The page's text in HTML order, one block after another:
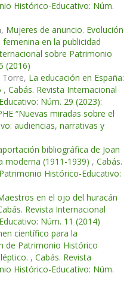
Histórico-Educativo: Núm.
Mujeres de anuncio. Evolución
en la publicidad
sobre Patrimonio
(2016)
Torre, La educación en España:
, Cabás. Revista Internacional
Núm. 29 (2023):
“Nuevas miradas sobre el
audiencias, narrativas y
bibliográfica de Joan
moderna (1911-1939) , Cabás.
Histórico-Educativo:
en el ojo del huracán
Revista Internacional
Núm. 11 (2014)
científico para la
de Patrimonio Histórico
, Cabás. Revista
Histórico-Educativo: Núm.